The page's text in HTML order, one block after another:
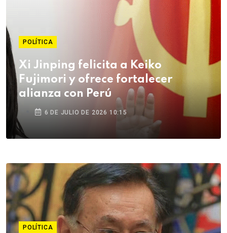
POLÍTICA
Xi Jinping felicita a Keiko
Fujimori y ofrece fortalecer
alianza con Perú
6 DE JULIO DE 2026 10:15
POLÍTICA